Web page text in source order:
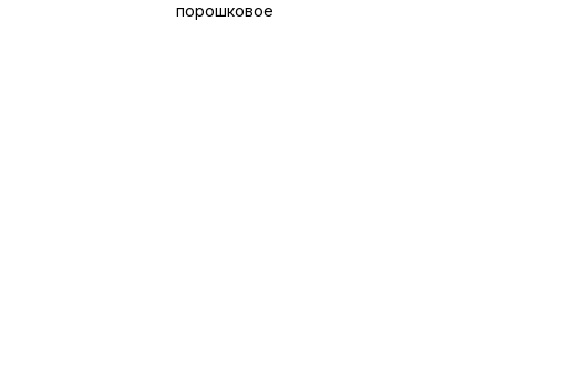
порошковое